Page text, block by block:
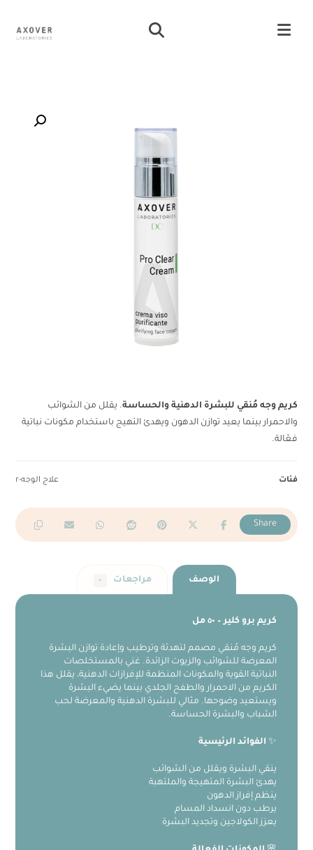
كريم وجه مُنقي للبشرة الدهنية والحساسة. يقلل من الشوائب
والاحمرار بينما يعيد توازن الدهون ويهدئ التهيج باستخدام مكونات نباتية
فعّالة.
فئات علاج الوجه-r
الوصف مراجعات ٠
كريم برو كلير – ٥٠ مل
كريم وجه مُنقي مصمم لتهدئة وترطيب وإعادة توازن البشرة
المعرضة للشوائب والزيوت الزائدة. غني بالمستخلصات
النباتية القوية والمكونات المنظمة للإفرازات الدهنية، يقلل هذا
الكريم من الاحمرار والطفح الجلدي بينما يضيء البشرة
ويستعيد وضوحها. مثالي للبشرة الدهنية والمعرضة لحب
الشباب والبشرة الحساسة.
✨ الفوائد الرئيسية
ينقي البشرة ويقلل من الشوائب
يهدئ البشرة المتهيجة والملتهبة
ينظم إفراز الدهون
يرطب دون انسداد المسام
يعزز الكولاجين وتجديد البشرة